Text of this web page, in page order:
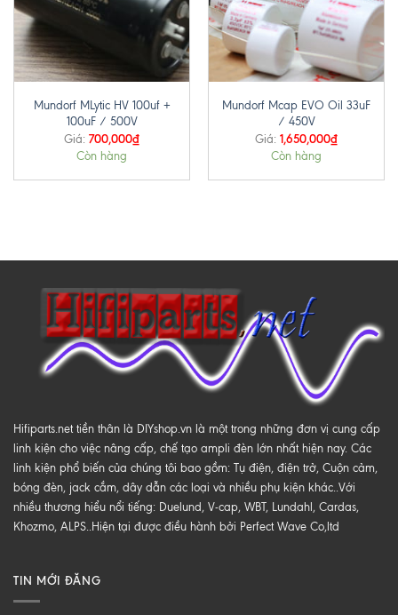
Mundorf MLytic HV 100uf +
100uF / 500V
Giá: 700,000₫
Còn hàng
Mundorf Mcap EVO Oil 33uF
/ 450V
Giá: 1,650,000₫
Còn hàng
Hifiparts.net tiền thân là DIYshop.vn là một trong những đơn vị cung cấp
linh kiện cho việc nâng cấp, chế tạo ampli đèn lớn nhất hiện nay. Các
linh kiện phổ biến của chúng tôi bao gồm: Tụ điện, điện trở, Cuộn cảm,
bóng đèn, jack cắm, dây dẫn các loại và nhiều phụ kiện khác..Với
nhiều thương hiểu nổi tiếng: Duelund, V-cap, WBT, Lundahl, Cardas,
Khozmo, ALPS..Hiện tại được điều hành bởi Perfect Wave Co,ltd
TIN MỚI ĐĂNG